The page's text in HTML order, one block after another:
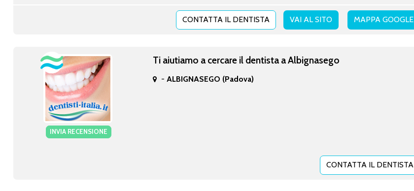
MAPPA GOOGLE
CONTATTA IL DENTISTA VAI AL SITO
INVIA RECENSIONE
Ti aiutiamo a cercare il dentista a Albignasego
-ALBIGNASEGO (Padova)
CONTATTA IL DENTISTA